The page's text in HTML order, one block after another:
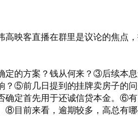
高映客直播在群里是议论的焦点
的方案？钱从何来？③后续本息
？⑤前几日提到的挂牌卖房子的
确定首先用于还诚信贷本金。⑥
⑧目前来看，逾期较多，高总有